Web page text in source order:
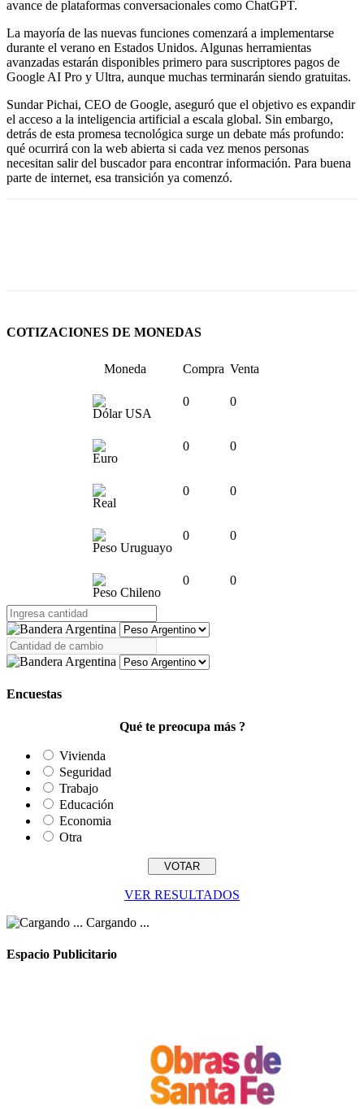
avance de plataformas conversacionales como ChatGPT.
La mayoría de las nuevas funciones comenzará a implementarse
durante el verano en Estados Unidos. Algunas herramientas
avanzadas estarán disponibles primero para suscriptores pagos de
Google AI Pro y Ultra, aunque muchas terminarán siendo gratuitas.
Sundar Pichai, CEO de Google, aseguró que el objetivo es expandir
el acceso a la inteligencia artificial a escala global. Sin embargo,
detrás de esta promesa tecnológica surge un debate más profundo:
qué ocurrirá con la web abierta si cada vez menos personas
necesitan salir del buscador para encontrar información. Para buena
parte de internet, esa transición ya comenzó.
COTIZACIONES DE MONEDAS
Moneda Compra Venta
Dólar USA
0 0
Euro
0 0
Real
0 0
Peso Uruguayo
0 0
Peso Chileno
0 0
Encuestas
Qué te preocupa más ?
Vivienda
Seguridad
Trabajo
Educación
Economia
Otra
VER RESULTADOS
Cargando ...
Espacio Publicitario